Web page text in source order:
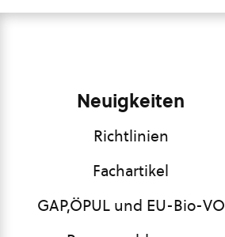
Neuigkeiten
Richtlinien
Fachartikel
GAP,ÖPUL und EU-Bio-VO